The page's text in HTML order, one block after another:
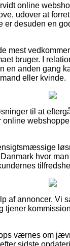
online
udover at
desuden en
mest
bruger. I
en anden gang
eller kvinde.
til at
online
hvor
af annoncer. Vi
tjener
værnes om
sidste